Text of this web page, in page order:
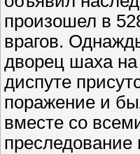
произошел в
врагов.
дворец шаха на
диспуте
поражение и
вместе со
преследование